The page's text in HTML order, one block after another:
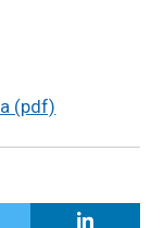
(pdf)